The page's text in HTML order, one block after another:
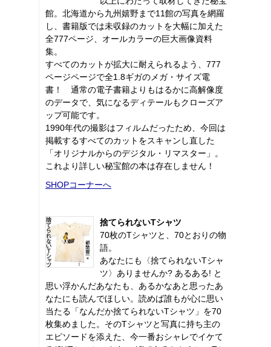
館。北海道から九州嬉野まで11館の写真を網羅
し、書籍版では未収録のカットを大幅に加えた
全777ページ、オールカラーの巨大画像資料
集。
すべてのカットが拡大に耐えられるよう、777
ページページで全1.8ギガのメガ・サイズ電
書！ 通常の電子書籍よりもはるかに高解像度
のデータで、気になるディテールもクローズア
ップ可能です。
1990年代の撮影はフィルムだったため、今回は
掲載するすべてのカットをスキャンし直した
「オリジナルからのデジタル・リマスター」。
これより詳しい秘宝館の本は存在しません！
SHOPコーナーへ
捨てられないTシャツ
70枚のTシャツと、70とおりの物
語。
あなたにも〈捨てられないTシャ
ツ〉ありませんか? あるある! と
思い浮かんだあなたも、あるかなあと思ったあ
なたにも読んでほしい。読めば誰もが心に思い
当たる「なんだか捨てられないTシャツ」を70
枚集めました。そのTシャツと写真に持ち主の
エピソードを添えた、今一番おシャレでイケて